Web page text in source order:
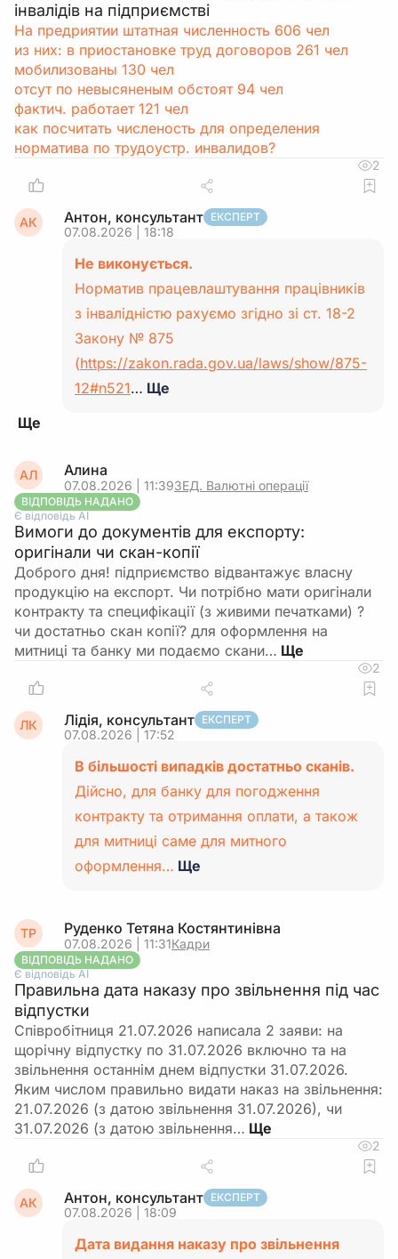
інвалідів на підприємстві
На предриятии штатная численность 606 чел
из них: в приостановке труд договоров 261 чел
мобилизованы 130 чел
отсут по невысяненым обстоят 94 чел
фактич. работает 121 чел
как посчитать численость для определения
норматива по трудоустр. инвалидов?
2
АК Антон, консультант ЕКСПЕРТ
07.08.2026 | 18:18
Не виконується.
Норматив працевлаштування працівників
з інвалідністю рахуємо згідно зі ст. 18-2
Закону № 875
(https://zakon.rada.gov.ua/laws/show/875-
12#n521… Ще
АЛ Алина
07.08.2026 | 11:39ЗЕД. Валютні операції
ВІДПОВІДЬ НАДАНО
Є відповідь АІ
Вимоги до документів для експорту:
оригінали чи скан-копії
Доброго дня! підприємство відвантажує власну
продукцію на експорт. Чи потрібно мати оригінали
контракту та специфікації (з живими печатками) ?
чи достатньо скан копії? для оформлення на
митниці та банку ми подаємо скани…
2
ЛК Лідія, консультант ЕКСПЕРТ
07.08.2026 | 17:52
В більшості випадків достатньо сканів.
Дійсно, для банку для погодження
контракту та отримання оплати, а також
для митниці саме для митного
оформлення… Ще
ТР Руденко Тетяна Костянтинівна
07.08.2026 | 11:31Кадри
ВІДПОВІДЬ НАДАНО
Є відповідь АІ
Правильна дата наказу про звільнення під час
відпустки
Співробітниця 21.07.2026 написала 2 заяви: на
щорічну відпустку по 31.07.2026 включно та на
звільнення останнім днем відпустки 31.07.2026.
Яким числом правильно видати наказ на звільнення:
21.07.2026 (з датою звільнення 31.07.2026), чи
31.07.2026 (з датою звільнення…
2
АК Антон, консультант ЕКСПЕРТ
07.08.2026 | 18:09
Дата видання наказу про звільнення